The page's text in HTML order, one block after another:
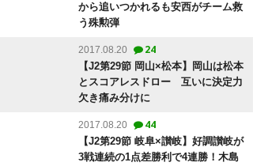
から追いつかれるも安西がチーム救
う殊勲弾
2017.08.20 24
【J2第29節 岡山×松本】岡山は松本
とスコアレスドロー 互いに決定力
欠き痛み分けに
2017.08.20 44
【J2第29節 岐阜×讃岐】好調讃岐が
3戦連続の1点差勝利で4連勝！木島